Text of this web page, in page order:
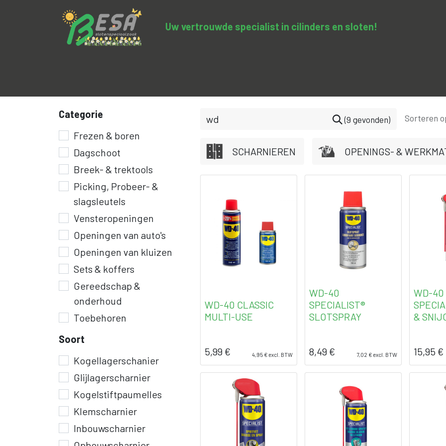
Uw vertrouwde specialist in cilinders en sloten​!
Categorie
Frezen & boren
Dagschoot
Breek- & trektools
Picking, Probeer- &
slagsleutels
Vensteropeningen
Openingen van auto's
Openingen van kluizen
Sets & koffers
Gereedschap &
onderhoud
Toebehoren
Soort
Kogellagerschanier
Glijlagerscharnier
Kogelstiftpaumelles
Klemscharnier
Inbouwscharnier
(9 gevonden) Sorteren
SCHARNIEREN OPENINGS- &
WD-40 CLASSIC
MULTI-USE
5,99 € 4,95 € excl. BTW
WD-40
SPECIALIST®
SLOTSPRAY
8,49 € 7,02 € excl. BTW
WD-40
&
15,95 €